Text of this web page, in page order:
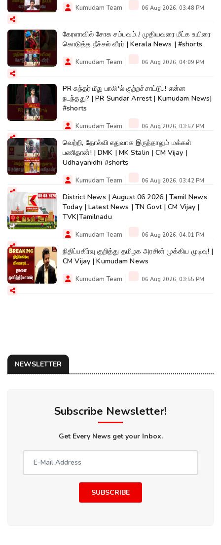
Kumudam Team 06 Aug 2026, 03:48 PM
கேரளாவில் சோக சம்பவம்..! முதியவரை மீட்க உயிரை
கொடுத்த நீச்சல் வீரர் | Kerala News | #shorts
Kumudam Team 06 Aug 2026, 04:09 PM
PR சுந்தர் மீது பாலி*ல் குற்றச்சாட்டு..! என்ன
நடந்தது? | PR Sundar Arrest | Kumudam News|
#shorts
Kumudam Team 06 Aug 2026, 03:57 PM
வெற்றி, தோல்வி எதுவாக இருந்தாலும் மக்கள்
பணிதான்! | DMK | MK Stalin | CM Vijay |
Udhayanidhi #shorts
Kumudam Team 06 Aug 2026, 03:42 PM
District News | August 06 2026 | Tamil News
Today | Latest News | TN Govt | CM Vijay |
TVK|Tamilnadu
Kumudam Team 06 Aug 2026, 04:01 PM
நிதிப்பகிர்வு குறித்து தமிழக அரசின் முக்கிய முடிவு! |
CM Vijay | Kumudam News
Kumudam Team 06 Aug 2026, 03:55 PM
NEWSLETTER
Subscribe Newsletter!
Get Every News get your Inbox.
SUBSCRIBE